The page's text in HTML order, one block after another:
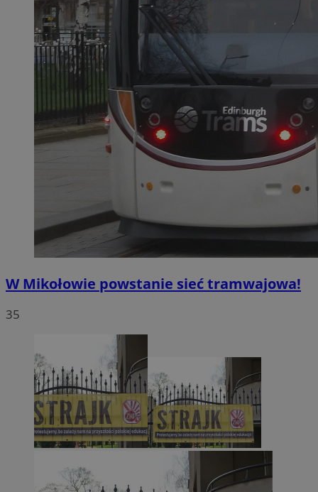
W Mikołowie powstanie sieć tramwajowa!
35